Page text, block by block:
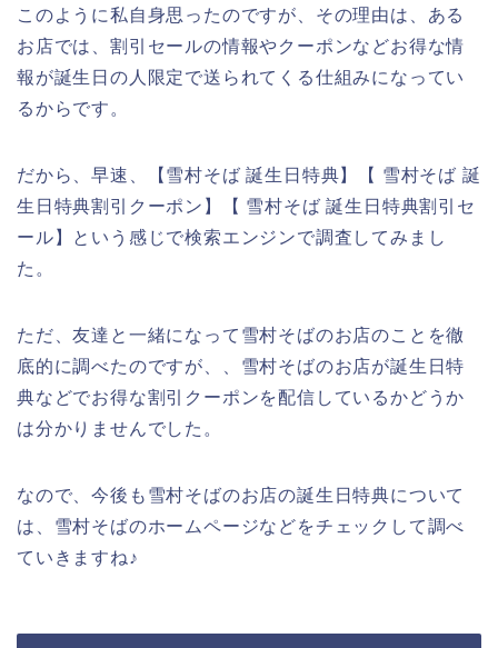
このように私自身思ったのですが、その理由は、ある
お店では、割引セールの情報やクーポンなどお得な情
報が誕生日の人限定で送られてくる仕組みになってい
るからです。
だから、早速、【雪村そば 誕生日特典】【 雪村そば 誕
生日特典割引クーポン】【 雪村そば 誕生日特典割引セ
ール】という感じで検索エンジンで調査してみまし
た。
ただ、友達と一緒になって雪村そばのお店のことを徹
底的に調べたのですが、、雪村そばのお店が誕生日特
典などでお得な割引クーポンを配信しているかどうか
は分かりませんでした。
なので、今後も雪村そばのお店の誕生日特典について
は、雪村そばのホームページなどをチェックして調べ
ていきますね♪